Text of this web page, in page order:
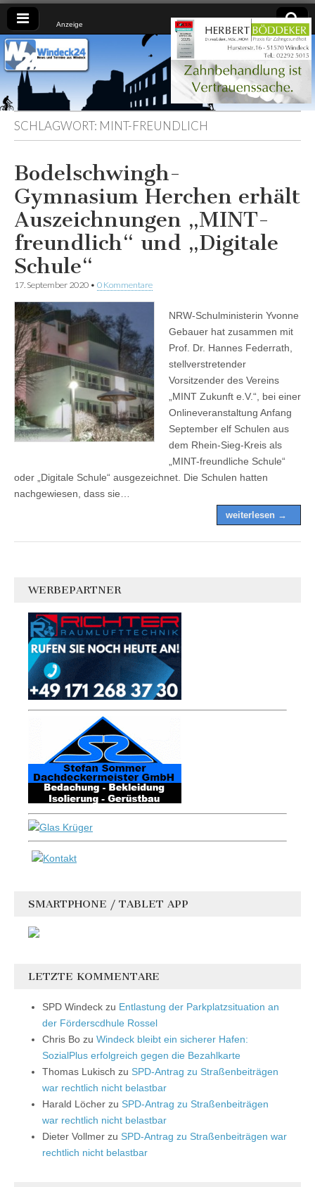
Anzeige
Windeck24
Nachrichten
aus dem
Ländchen
für das
Ländchen
SCHLAGWORT: MINT-FREUNDLICH
Bodelschwingh-
Gymnasium Herchen erhält
Auszeichnungen „MINT-
freundlich“ und „Digitale
Schule“
17. September 2020 • 0 Kommentare
NRW-Schulministerin Yvonne
Gebauer hat zusammen mit
Prof. Dr. Hannes Federrath,
stellverstretender
Vorsitzender des Vereins
„MINT Zukunft e.V.“, bei einer
Onlineveranstaltung Anfang
September elf Schulen aus
dem Rhein-Sieg-Kreis als
„MINT-freundliche Schule“
oder „Digitale Schule“ ausgezeichnet. Die Schulen hatten
nachgewiesen, dass sie…
weiterlesen →
WERBEPARTNER
SMARTPHONE / TABLET APP
LETZTE KOMMENTARE
SPD Windeck zu Entlastung der Parkplatzsituation an
der Förderscdhule Rossel
Chris Bo zu Windeck bleibt ein sicherer Hafen:
SozialPlus erfolgreich gegen die Bezahlkarte
Thomas Lukisch zu SPD-Antrag zu Straßenbeiträgen
war rechtlich nicht belastbar
Harald Löcher zu SPD-Antrag zu Straßenbeiträgen
war rechtlich nicht belastbar
Dieter Vollmer zu SPD-Antrag zu Straßenbeiträgen war
rechtlich nicht belastbar